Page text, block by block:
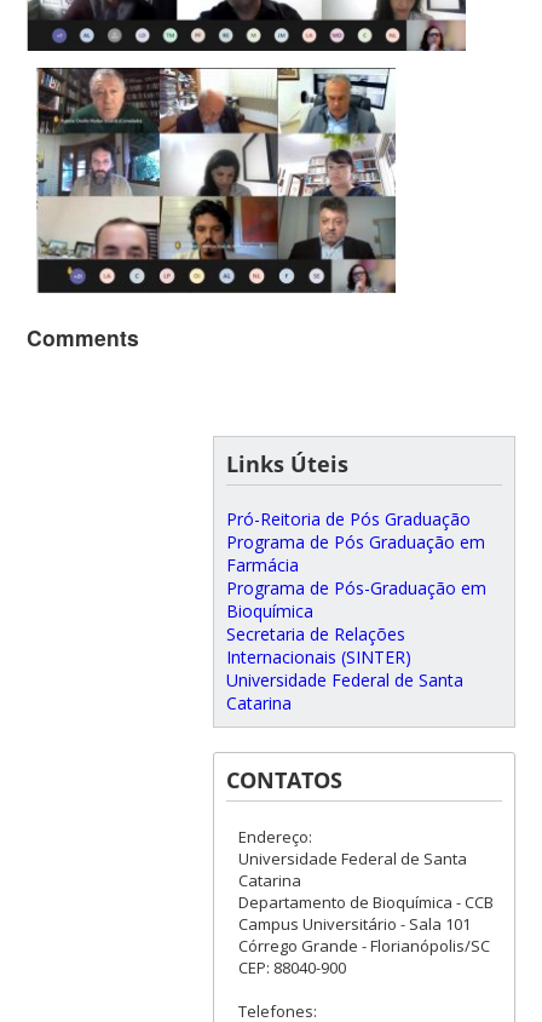
Comments
Links Úteis
Pró-Reitoria de Pós Graduação
Programa de Pós Graduação em
Farmácia
Programa de Pós-Graduação em
Bioquímica
Secretaria de Relações
Internacionais (SINTER)
Universidade Federal de Santa
Catarina
CONTATOS
Endereço:
Universidade Federal de Santa
Catarina
Departamento de Bioquímica - CCB
Campus Universitário - Sala 101
Córrego Grande - Florianópolis/SC
CEP: 88040-900
Telefones: